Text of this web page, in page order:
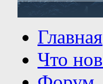
Главная
Что